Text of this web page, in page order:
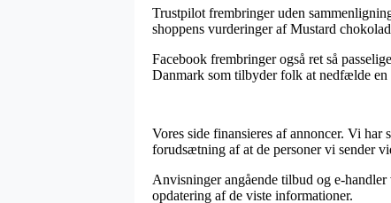
Trustpilot frembringer uden
shoppens vurderinger af Mustard
Facebook frembringer også ret så
Danmark som tilbyder folk at nedfælde en
Vores side finansieres af annoncer. Vi
forudsætning af at de personer vi sender
Anvisninger angående tilbud og e-
opdatering af de viste informationer.